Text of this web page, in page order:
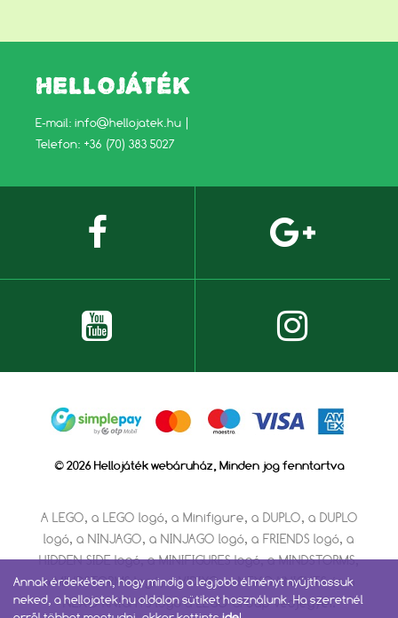
HELLOJÁTÉK
E-mail: info@hellojatek.hu
Telefon: +36 (70) 383 5027
© 2026 Hellojáték webáruház, Minden jog fenntartva
A LEGO, a LEGO logó, a Minifigure, a DUPLO, a DUPLO
logó, a NINJAGO, a NINJAGO logó, a FRIENDS logó, a
HIDDEN SIDE logó, a MINIFIGURES logó, a MINDSTORMS,
a MINDSTORMS logó, a VIDIYO, a NEXO KNIGHTS és a
NEXO KNIGHTS logó a LEGO Group védjegyei.
Annak érdekében, hogy mindig a legjobb élményt nyújthassuk
neked, a hellojatek.hu oldalon sütiket használunk. Ha szeretnél